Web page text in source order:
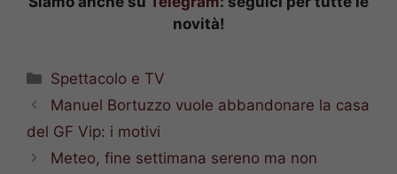
novità!
Categorie
Spettacolo e TV
Manuel Bortuzzo vuole abbandonare la casa
del GF Vip: i motivi
Meteo, fine settimana sereno ma non